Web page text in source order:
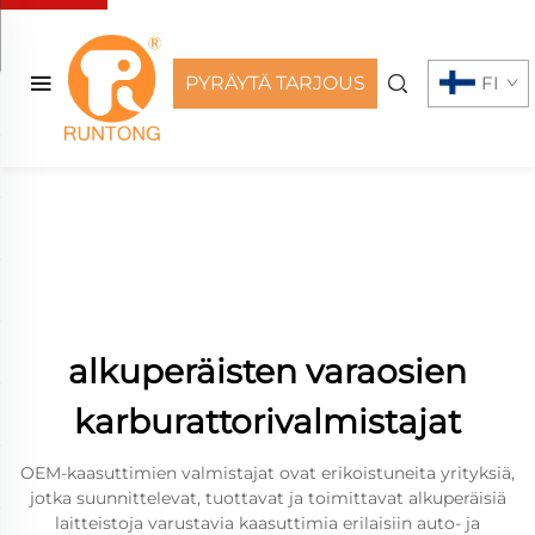
PYRÄYTÄ TARJOUS FI
alkuperäisten varaosien
karburattorivalmistajat
OEM-kaasuttimien valmistajat ovat erikoistuneita yrityksiä,
jotka suunnittelevat, tuottavat ja toimittavat alkuperäisiä
laitteistoja varustavia kaasuttimia erilaisiin auto- ja